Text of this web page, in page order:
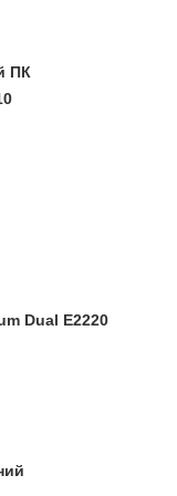
ПК
Dual E2220